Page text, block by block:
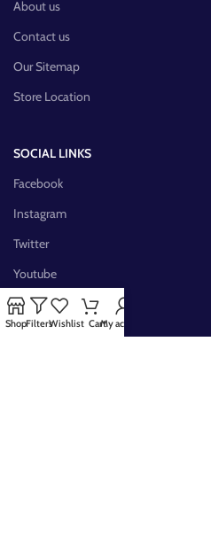
About us
Contact us
Our Sitemap
Store Location
SOCIAL LINKS
Facebook
Instagram
Twitter
Youtube
Pinterest
FB Group
ShopFiltersWishlist CartMy account